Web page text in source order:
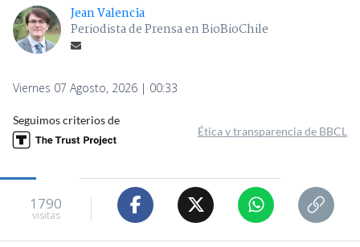
Jean Valencia
Periodista de Prensa en BioBioChile
Viernes 07 Agosto, 2026 | 00:33
Seguimos criterios de
Ética y transparencia de BBCL
1790
visitas